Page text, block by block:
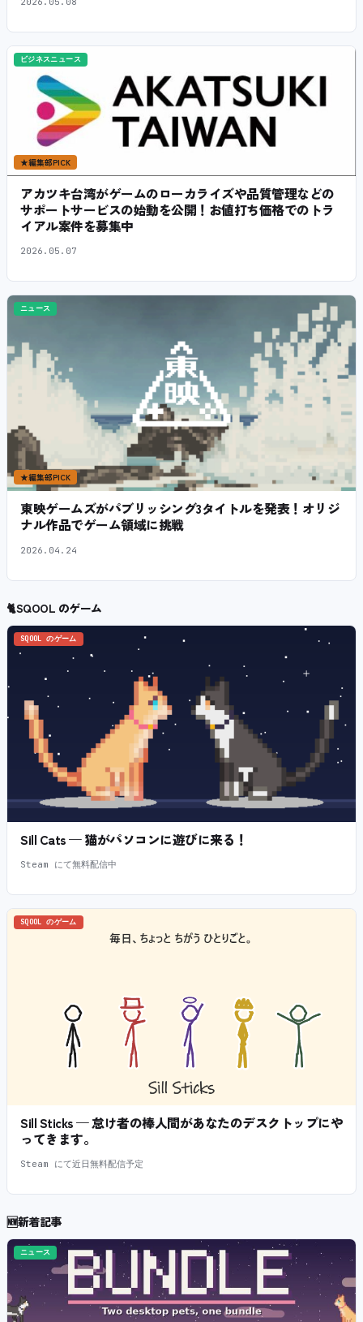
ビジネスニュース
★編集部PICK
アカツキ台湾がゲームのローカライズや品質管理などの
サポートサービスの始動を公開！お値打ち価格でのトラ
イアル案件を募集中
2026.05.07
ニュース
★編集部PICK
東映ゲームズがパブリッシング3タイトルを発表！オリジ
ナル作品でゲーム領域に挑戦
2026.04.24
🐈SQOOL のゲーム
SQOOL のゲーム
Sill Cats — 猫がパソコンに遊びに来る！
Steam にて無料配信中
SQOOL のゲーム
Sill Sticks — 怠け者の棒人間があなたのデスクトップにや
ってきます。
Steam にて近日無料配信予定
🆕新着記事
ニュース